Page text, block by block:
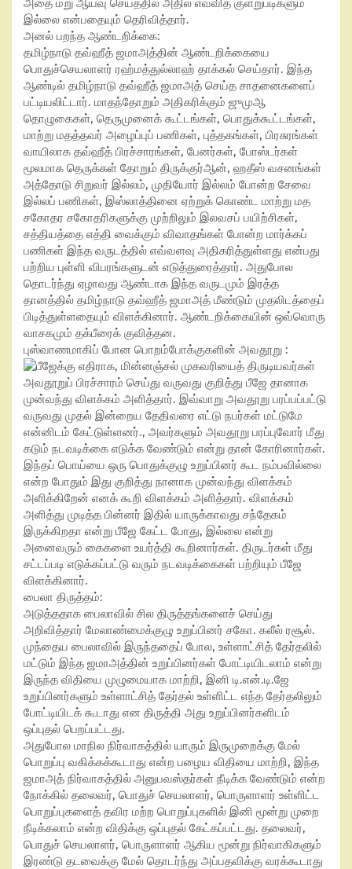
அதை மறு ஆய்வு செய்ததில் அதில் எவ்வித குளறுபடிகளும்
இல்லை என்பதையும் தெரிவித்தார்.
அனல் பறந்த ஆண்டறிக்கை:
தமிழ்நாடு தவ்ஹீத் ஜமாஅத்தின் ஆண்டறிக்கையை
பொதுச்செயலாளர் ரஹ்மத்துல்லாஹ் தாக்கல் செய்தார். இந்த
ஆண்டில் தமிழ்நாடு தவ்ஹீத் ஜமாஅத் செய்த சாதனைகளைப்
பட்டியலிட்டார். மாதந்தோறும் அதிகரிக்கும் ஜுமுஆ
தொழுகைகள், தெருமுனைக் கூட்டங்கள், பொதுக்கூட்டங்கள்,
மாற்று மதத்தவர் அழைப்புப் பணிகள், புத்தகங்கள், பிரசுரங்கள்
வாயிலாக தவ்ஹீத் பிரச்சாரங்கள், பேனர்கள், போஸ்டர்கள்
மூலமாக தெருக்கள் தோறும் திருக்குர்ஆன், ஹதீஸ் வசனங்கள்
அத்தோடு சிறுவர் இல்லம், முதியோர் இல்லம் போன்ற சேவை
இல்லப் பணிகள், இஸ்லாத்தினை ஏற்றுக் கொண்ட மாற்று மத
சகோதர சகோதரிகளுக்கு முற்றிலும் இலவசப் பயிற்சிகள்,
சத்தியத்தை எத்தி வைக்கும் விவாதங்கள் போன்ற மார்க்கப்
பணிகள் இந்த வருடத்தில் எவ்வளவு அதிகரித்துள்ளது என்பது
பற்றிய புள்ளி விபரங்களுடன் எடுத்துரைத்தார். அதுபோல
தொடர்ந்து ஏழாவது ஆண்டாக இந்த வருடமும் இரத்த
தானத்தில் தமிழ்நாடு தவ்ஹீத் ஜமாஅத் மீண்டும் முதலிடத்தைப்
பிடித்துள்ளதையும் விளக்கினார். ஆண்டறிக்கையின் ஒவ்வொரு
வாசகமும் தக்பீரைக் குவித்தன.
புஸ்வாணமாகிப் போன பொறம்போக்குகளின் அவதூறு :
பீஜேக்கு எதிராக, மின்னஞ்சல் முகவரியைத் திருடியவர்கள்
அவதூறுப் பிரச்சாரம் செய்து வருவது குறித்து பீஜே தானாக
முன்வந்து விளக்கம் அளித்தார். இவ்வாறு அவதூறு பரப்பப்பட்டு
வருவது முதல் இன்றைய தேதிவரை எட்டு நபர்கள் மட்டுமே
என்னிடம் கேட்டுள்ளனர்., அவர்களும் அவதூறு பரப்புவோர் மீது
கடும் நடவடிக்கை எடுக்க வேண்டும் என்று தான் கோரினார்கள்.
இந்தப் பொய்யை ஒரு பொதுக்குழு உறுப்பினர் கூட நம்பவில்லை
என்ற போதும் இது குறித்து நானாக முன்வந்து விளக்கம்
அளிக்கிறேன் எனக் கூறி விளக்கம் அளித்தார். விளக்கம்
அளித்து முடித்த பின்னர் இதில் யாருக்காவது சந்தேகம்
இருக்கிறதா என்று பீஜே கேட்ட போது, இல்லை என்று
அனைவரும் கைகளை உயர்த்தி கூறினார்கள். திருடர்கள் மீது
சட்டப்படி எடுக்கப்பட்டு வரும் நடவடிக்கைகள் பற்றியும் பீஜே
விளக்கினார்.
பைலா திருத்தம்:
அடுத்ததாக பைலாவில் சில திருத்தங்களைச் செய்து
அறிவித்தார் மேலாண்மைக்குழு உறுப்பினர் சகோ. கலீல் ரசூல்.
முந்தைய பைலாவில் இருந்ததைப் போல, உள்ளாட்சித் தேர்தலில்
மட்டும் இந்த ஜமாஅத்தின் உறுப்பினர்கள் போட்டியிடலாம் என்று
இருந்த விதியை முழுமையாக மாற்றி, இனி டி.என்.டி.ஜே
உறுப்பினர்களும் உள்ளாட்சித் தேர்தல் உள்ளிட்ட எந்த தேர்தலிலும்
போட்டியிடக் கூடாது என திருத்தி அது உறுப்பினர்களிடம்
ஒப்புதல் பெறப்பட்டது.
அதுபோல மாநில நிர்வாகத்தில் யாரும் இருமுறைக்கு மேல்
பொறுப்பு வகிக்கக்கூடாது என்ற பழைய விதியை மாற்றி, இந்த
ஜமாஅத் நிர்வாகத்தில் அனுபவஸ்தர்கள் நீடிக்க வேண்டும் என்ற
நோக்கில் தலைவர், பொதுச் செயலாளர், பொருளாளர் உள்ளிட்ட
பொறுப்புகளைத் தவிர மற்ற பொறுப்புகளில் இனி மூன்று முறை
நீடிக்கலாம் என்ற விதிக்கு ஒப்புதல் கேட்கப்பட்டது. தலைவர்,
பொதுச் செயலாளர், பொருளாளர் ஆகிய மூன்று நிர்வாகிகளும்
இரண்டு தடவைக்கு மேல் தொடர்ந்து அப்பதவிக்கு வரக்கூடாது